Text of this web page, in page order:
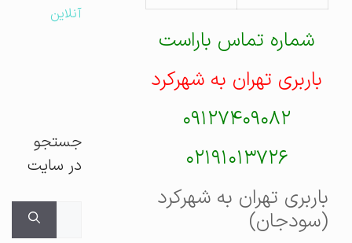
شماره تماس باراست
باربری تهران به شهرکرد
۰۹۱۲۷۴۰۹۰۸۲
۰۲۱۹۱۰۱۳۷۲۶
باربری تهران به شهرکرد
(سودجان)
آنلاین
جستجو
در سایت